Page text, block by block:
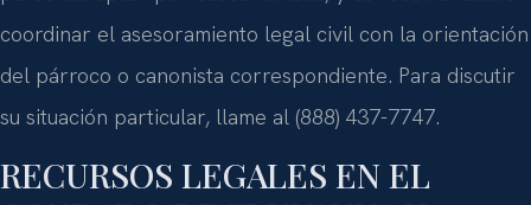
coordinar el asesoramiento legal civil con la orientación
del párroco o canonista correspondiente. Para discutir
su situación particular, llame al (888) 437-7747.
RECURSOS LEGALES EN EL